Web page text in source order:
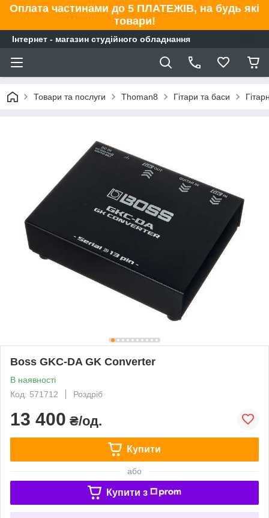
Оплата частинами до 5 ПЛАТЕЖІВ, на будь які
товари!
Інтернет - магазин студійного обладнання
Товари та послуги Thoman8 Гітари та баси
Boss GKC-DA GK Converter
В наявності
Код: 571712
Роздріб
13 400 ₴/од.
Купити
або
Купити з